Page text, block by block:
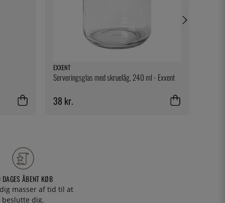
EXXENT
Serveringsglas med skruelåg, 240 ml - Exxent
38 kr.
ÅBENT KØB
masser af tid til at
beslutte dig.